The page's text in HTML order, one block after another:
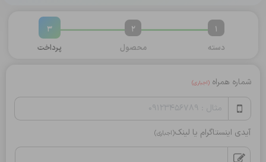
1
دسته
2
محصول
3
پرداخت
شماره همراه(اجباری)
آیدی اینستاگرام یا لینک(اجباری)